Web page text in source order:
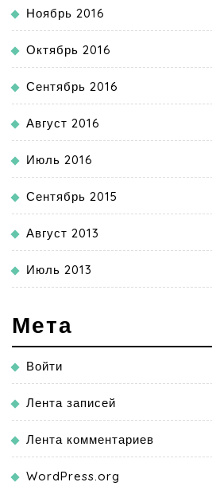
Ноябрь 2016
Октябрь 2016
Сентябрь 2016
Август 2016
Июль 2016
Сентябрь 2015
Август 2013
Июль 2013
Мета
Войти
Лента записей
Лента комментариев
WordPress.org